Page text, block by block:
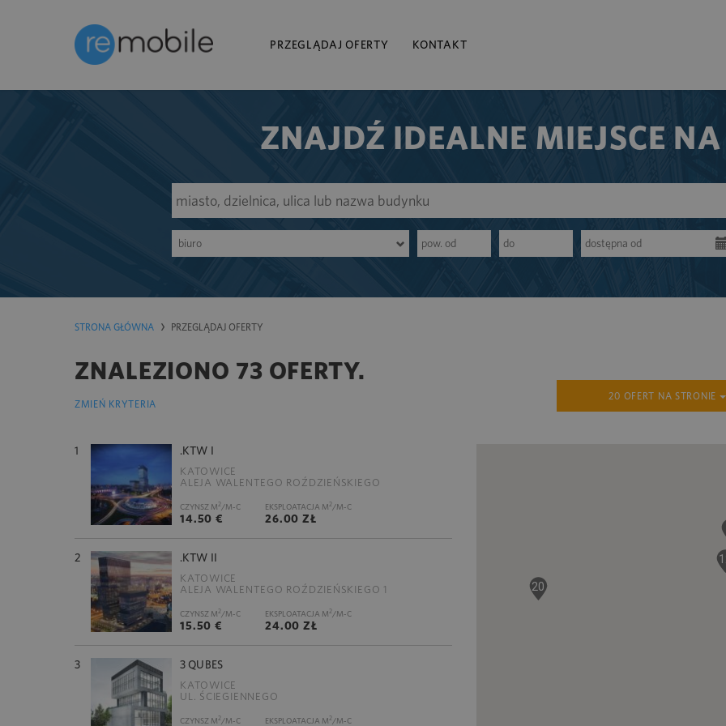
PRZEGLĄDAJ OFERTY KONTAKT
ZNAJDŹ IDEALNE MIEJSCE
biuro
STRONA GŁÓWNA PRZEGLĄDAJ OFERTY
ZNALEZIONO 73 OFERTY.
ZMIEŃ KRYTERIA
20 OFERT NA STRONIE
1 .KTW I
KATOWICE
ALEJA WALENTEGO ROŹDZIEŃSKIEGO
CZYNSZ M2/M-C
14.50 €
EKSPLOATACJA M2/M-C
26.00 ZŁ
2 .KTW II
KATOWICE
ALEJA WALENTEGO ROŹDZIEŃSKIEGO 1
CZYNSZ M2/M-C
15.50 €
EKSPLOATACJA M2/M-C
24.00 ZŁ
3 3 QUBES
KATOWICE
UL. ŚCIEGIENNEGO
CZYNSZ M2/M-C EKSPLOATACJA M2/M-C
20